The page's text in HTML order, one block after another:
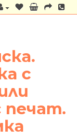
с
печат.